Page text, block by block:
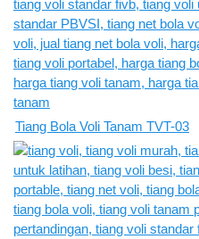
Tiang Bola Voli Tanam TVT-03